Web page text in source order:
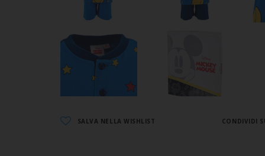
SALVA NELLA WISHLIST CONDIVIDI